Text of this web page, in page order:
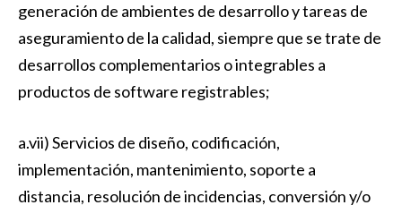
generación de ambientes de desarrollo y tareas de
aseguramiento de la calidad, siempre que se trate de
desarrollos complementarios o integrables a
productos de software registrables;
a.vii) Servicios de diseño, codificación,
implementación, mantenimiento, soporte a
distancia, resolución de incidencias, conversión y/o